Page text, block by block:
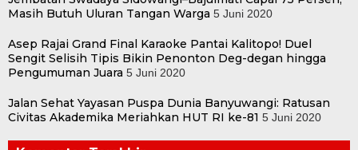
Masih Butuh Uluran Tangan Warga 5 Juni 2020
Asep Rajai Grand Final Karaoke Pantai Kalitopo! Duel
Sengit Selisih Tipis Bikin Penonton Deg-degan hingga
Pengumuman Juara 5 Juni 2020
Jalan Sehat Yayasan Puspa Dunia Banyuwangi: Ratusan
Civitas Akademika Meriahkan HUT RI ke-81 5 Juni 2020